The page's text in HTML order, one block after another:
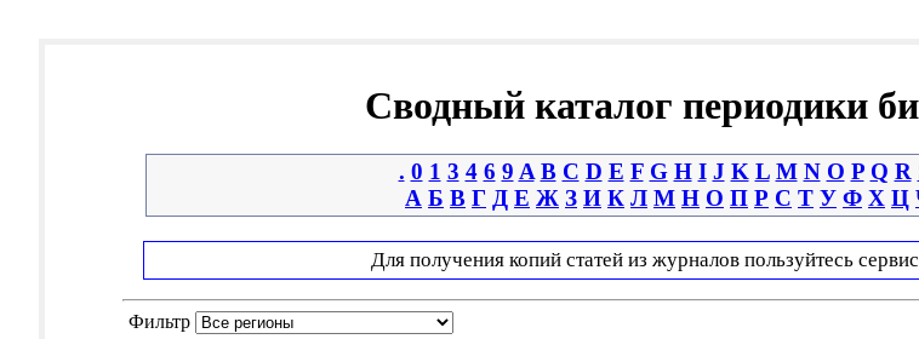
Сводный каталог периодики
. 0 1 3 4 6 9 A B C D E F G H I J K L M N O P Q R
А Б В Г Д Е Ж З И К Л М Н О П Р С Т У Ф Х Ц
Для получения копий статей из журналов пользуйтесь
Фильтр